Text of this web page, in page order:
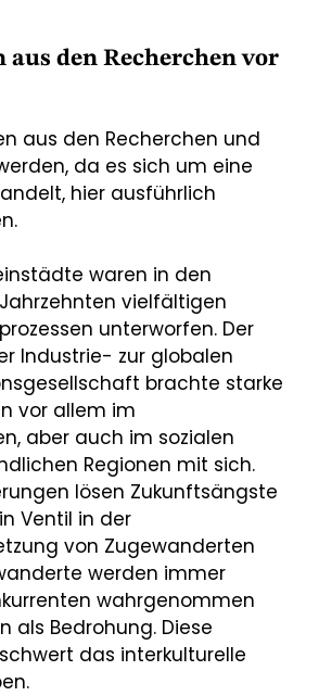
aus den Recherchen vor
aus den Recherchen und
da es sich um eine
hier ausführlich
waren in den
vielfältigen
unterworfen. Der
Industrie- zur globalen
brachte starke
vor allem im
aber auch im sozialen
Regionen mit sich.
lösen Zukunftsängste
Ventil in der
von Zugewanderten
werden immer
wahrgenommen
als Bedrohung. Diese
das interkulturelle